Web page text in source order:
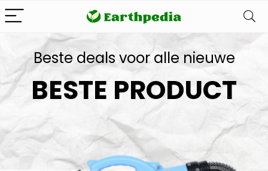
Beste deals voor alle nieuwe
BESTE PRODUCT